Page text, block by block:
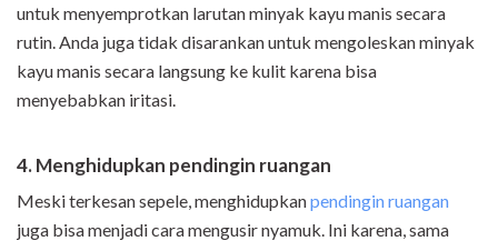
untuk menyemprotkan larutan minyak kayu manis secara
rutin. Anda juga tidak disarankan untuk mengoleskan minyak
kayu manis secara langsung ke kulit karena bisa
menyebabkan iritasi.
4. Menghidupkan pendingin ruangan
Meski terkesan sepele, menghidupkanpendingin ruangan
juga bisa menjadi cara mengusir nyamuk. Ini karena, sama